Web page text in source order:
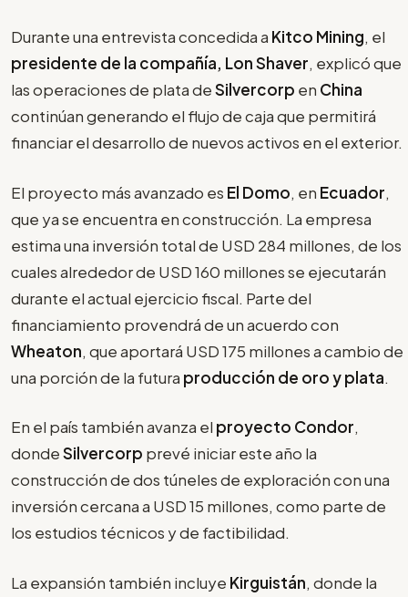
Durante una entrevista concedida a Kitco Mining, el
presidente de la compañía, Lon Shaver, explicó que
las operaciones de plata deSilvercorp en China
continúan generando el flujo de caja que permitirá
financiar el desarrollo de nuevos activos en el exterior.
El proyecto más avanzado es El Domo, en Ecuador,
que ya se encuentra en construcción. La empresa
estima una inversión total de USD 284 millones, de los
cuales alrededor de USD 160 millones se ejecutarán
durante el actual ejercicio fiscal. Parte del
financiamiento provendrá de un acuerdo con
Wheaton, que aportará USD 175 millones a cambio de
una porción de la futura producción de oro y plata.
En el país también avanza el proyecto Condor,
dondeSilvercorp prevé iniciar este año la
construcción de dos túneles de exploración con una
inversión cercana a USD 15 millones, como parte de
los estudios técnicos y de factibilidad.
La expansión también incluye Kirguistán, donde la